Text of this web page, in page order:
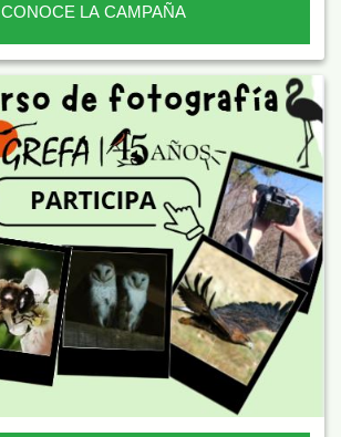
CONOCE LA CAMPAÑA